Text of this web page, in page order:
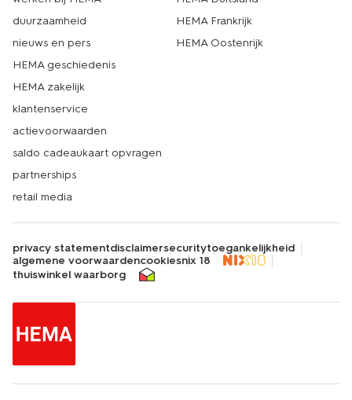
duurzaamheid
nieuws en pers
HEMA geschiedenis
HEMA zakelijk
klantenservice
actievoorwaarden
saldo cadeaukaart opvragen
partnerships
retail media
HEMA Frankrijk
HEMA Oostenrijk
privacy statementdisclaimersecuritytoegankelijkheid
algemene voorwaardencookiesnix 18
thuiswinkel waarborg